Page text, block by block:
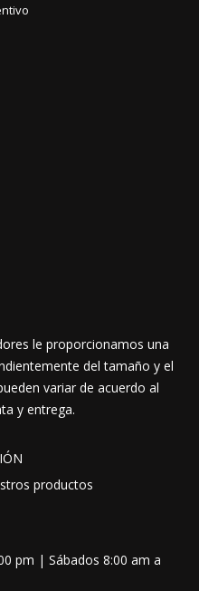
le proporcionamos una
del tamaño y el
variar de acuerdo al
y entrega.
productos
pm | Sábados 8:00 am a